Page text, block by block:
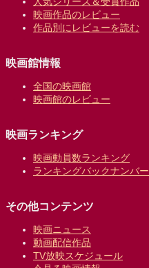
映画作品のレビュー
作品別にレビューを読む
映画館情報
全国の映画館
映画館のレビュー
映画ランキング
映画動員数ランキング
ランキングバックナンバー
その他コンテンツ
映画ニュース
動画配信作品
TV放映スケジュール